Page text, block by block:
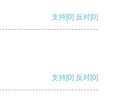
支持[0] 反对[0]
支持[0] 反对[0]